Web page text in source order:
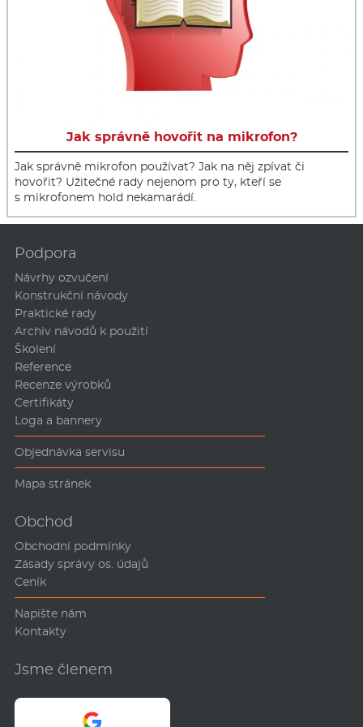
Jak správně hovořit na mikrofon?
Jak správně mikrofon používat? Jak na něj zpívat či
hovořit? Užitečné rady nejenom pro ty, kteří se
s mikrofonem hold nekamarádí.
Podpora
Návrhy ozvučení
Konstrukční návody
Praktické rady
Archiv návodů k použití
Školení
Reference
Recenze výrobků
Certifikáty
Loga a bannery
Objednávka servisu
Mapa stránek
Obchod
Obchodní podmínky
Zásady správy os. údajů
Ceník
Napište nám
Kontakty
Jsme členem